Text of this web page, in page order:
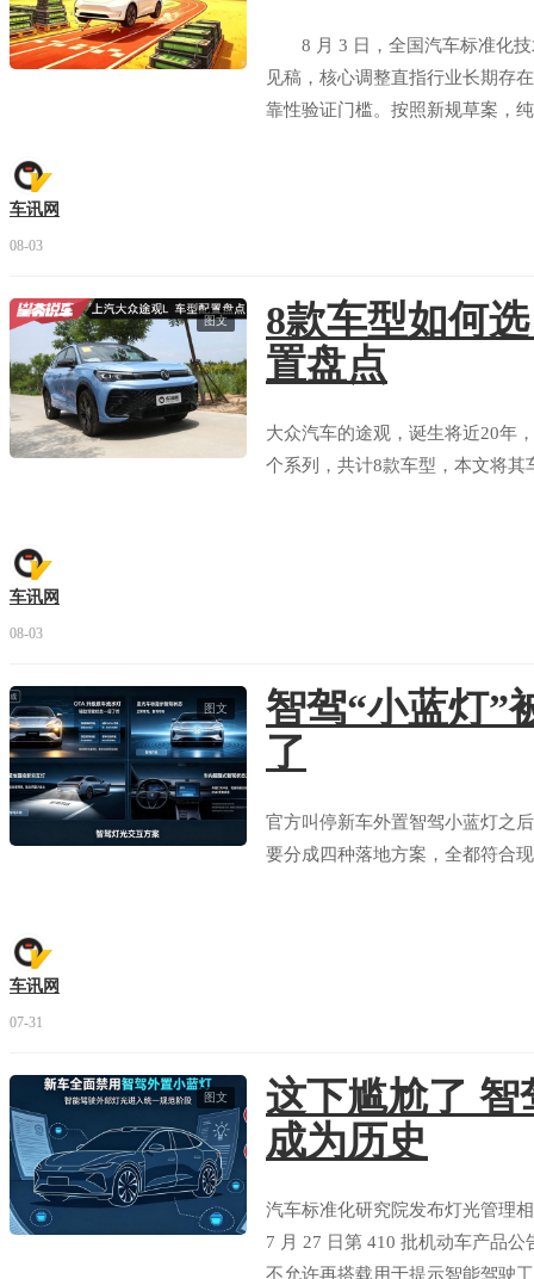
8 月 3 日，全国汽车标准化技
见稿，核心调整直指行业长期存
靠性验证门槛。按照新规草案，
车讯网
08-03
图文
8款车型如何
置盘点
大众汽车的途观，诞生将近20年
个系列，共计8款车型，本文将
车讯网
08-03
图文
智驾“小蓝灯”
了
官方叫停新车外置智驾小蓝灯之
要分成四种落地方案，全都符合
车讯网
07-31
图文
这下尴尬了 智
成为历史
汽车标准化研究院发布灯光管理
7 月 27 日第 410 批机动车产品
不允许再搭载用于提示智能驾驶